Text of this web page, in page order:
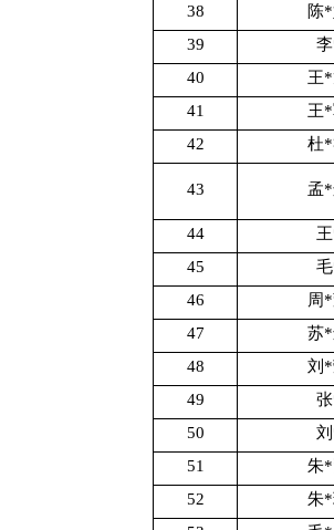
38
陈
39
40
王
41
王
42
杜
43 孟
44
45
46
周
47
苏
48
刘
49
50
51
朱
52
朱